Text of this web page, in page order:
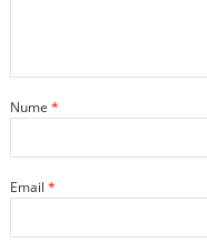
Nume *
Email *